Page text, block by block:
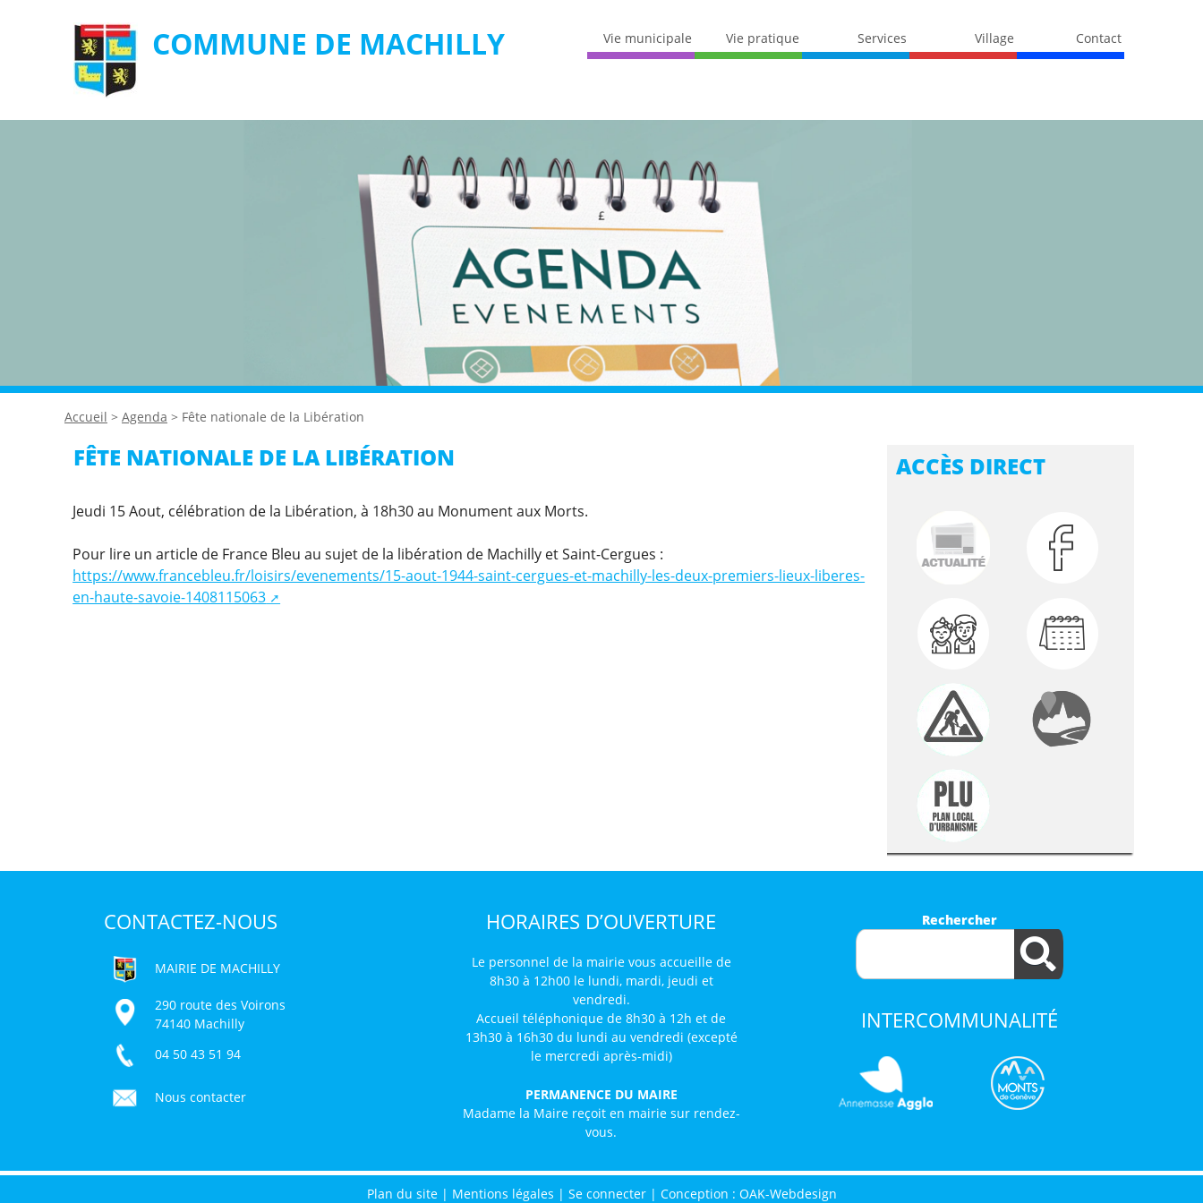
COMMUNE DE MACHILLY Vie municipale Vie pratique Services Village Contact
Accueil > Agenda > Fête nationale de la Libération
FÊTE NATIONALE DE LA LIBÉRATION
Jeudi 15 Aout, célébration de la Libération, à 18h30 au Monument aux Morts.
Pour lire un article de France Bleu au sujet de la libération de Machilly et Saint-Cergues :
https://www.francebleu.fr/loisirs/evenements/15-aout-1944-saint-cergues-et-machilly-les-deux-premiers-lieux-liberes-
en-haute-savoie-1408115063
ACCÈS DIRECT
CONTACTEZ-NOUS
MAIRIE DE MACHILLY
290 route des Voirons
74140 Machilly
04 50 43 51 94
Nous contacter
HORAIRES D’OUVERTURE
Le personnel de la mairie vous accueille de
8h30 à 12h00 le lundi, mardi, jeudi et
vendredi.
Accueil téléphonique de 8h30 à 12h et de
13h30 à 16h30 du lundi au vendredi (excepté
le mercredi après-midi)
PERMANENCE DU MAIRE
Madame la Maire reçoit en mairie sur rendez-
vous.
Rechercher
INTERCOMMUNALITÉ
Plan du site| Mentions légales | Se connecter| Conception : OAK-Webdesign